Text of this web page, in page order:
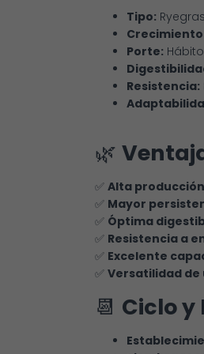
Tipo:
Porte:
Resistencia:
🌿
✅ Alta
✅ Mayor
✅ Óptima
✅ Resistencia a
✅ Excelente
✅ Versatilidad de
📆 Ciclo y